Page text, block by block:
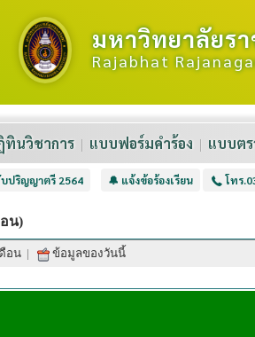
มหาวิทยาลัยร
Rajabhat
ทินวิชาการ แบบฟอร์มคำร้อง แบบต
ปริญญาตรี 2564 🔔 แจ้งข้อร้องเรียน โทร
น)
อน | ข้อมูลของวันนี้